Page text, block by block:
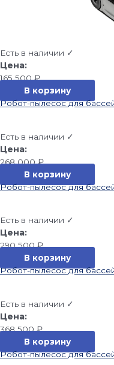
Есть в наличии ✓
165 500₽
В корзину
Робот-пылесос для
Есть в наличии ✓
268 000₽
В корзину
Робот-пылесос для
Есть в наличии ✓
290 500₽
В корзину
Робот-пылесос для
Есть в наличии ✓
368 500₽
В корзину
Робот-пылесос для